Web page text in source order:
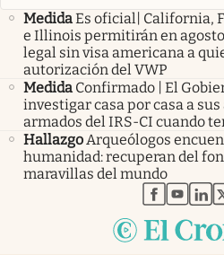
MedidaEs oficial| California,
e Illinois permitirán en
legal sin visa americana a
autorización del VWP
Medida Confirmado | El
investigar casa por casa a
armados del IRS-CI cuando
HallazgoArqueólogos
humanidad: recuperan del
maravillas del mundo
abre en
abre